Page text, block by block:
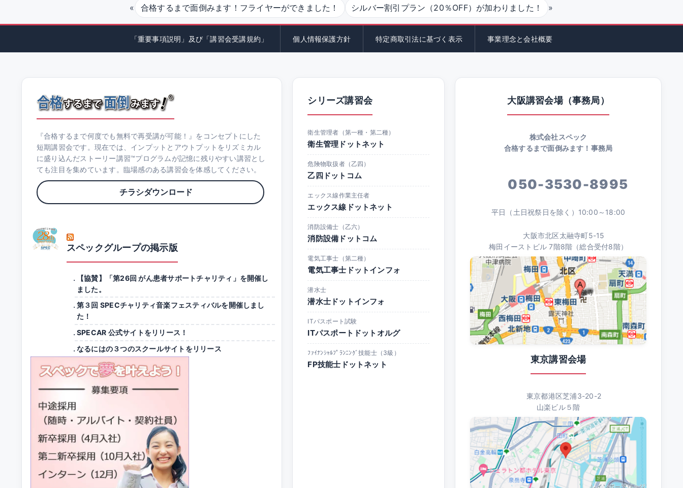
« 合格するまで面倒みます！フライヤーができました！ シルバー割引プラン（20％OFF）が加わりました！ »
「重要事項説明」及び「講習会受講規約」 個人情報保護方針 特定商取引法に基づく表示 事業理念と会社概要
『合格するまで何度でも無料で再受講が可能！』をコンセプトにした
短期講習会です。現在では、インプットとアウトプットをリズミカル
に盛り込んだストーリー講習™プログラムが記憶に残りやすい講習とし
ても注目を集めています。臨場感のある講習会を体感してください。
チラシダウンロード
スペックグループの掲示版
【協賛】「第26回 がん患者サポートチャリティ」を開催し
ました。
第３回 SPECチャリティ音楽フェスティバルを開催しまし
た！
SPECAR 公式サイトをリリース！
なるにはの３つのスクールサイトをリリース
シリーズ講習会
衛生管理者（第一種・第二種）
衛生管理ドットネット
危険物取扱者（乙四）
乙四ドットコム
エックス線作業主任者
エックス線ドットネット
消防設備士（乙六）
消防設備ドットコム
電気工事士（第二種）
電気工事士ドットインフォ
潜水士
潜水士ドットインフォ
ITパスポート試験
ITパスポートドットオルグ
ﾌｧｲﾅﾝｼｬﾙﾌﾟﾗﾝﾆﾝｸﾞ技能士（3級）
FP技能士ドットネット
大阪講習会場（事務局）
株式会社スペック
合格するまで面倒みます！事務局
050-3530-8995
平日（土日祝祭日を除く）10:00～18:00
大阪市北区太融寺町5-15
梅田イーストビル 7階8階（総合受付8階）
東京講習会場
東京都港区芝浦3-20-2
山楽ビル５階